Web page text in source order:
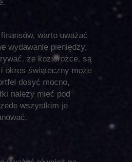
warto uważać
wydawanie pieniędzy.
że koziorożce, są
okres świąteczny może
dosyć mocno,
należy mieć pod
wszystkim je